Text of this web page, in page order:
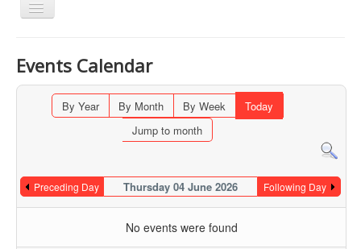
Gezinme
geçişini
Events Calendar
By Year By Month By Week
Today
Jump to month
Preceding Day Thursday 04 June 2026 Following Day
No events were found